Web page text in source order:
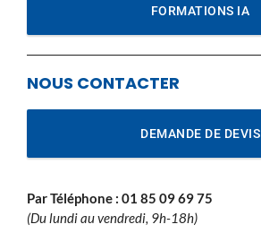
FORMATIONS IA
NOUS CONTACTER
DEMANDE DE DEVIS
Par Téléphone : 01 85 09 69 75
(Du lundi au vendredi, 9h-18h)